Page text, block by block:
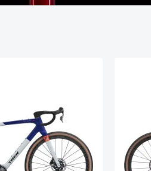
Straße nahezu überall